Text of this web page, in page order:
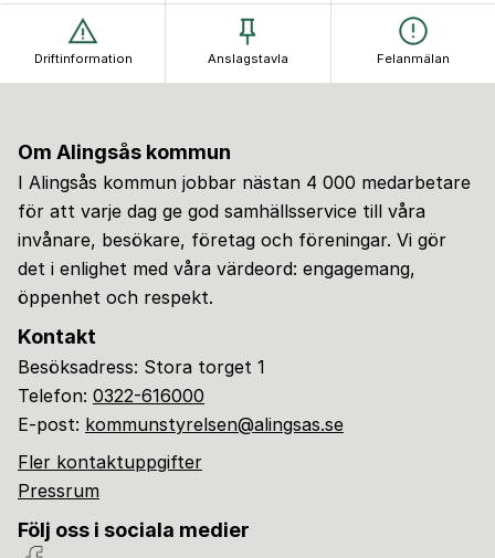
Driftinformation Anslagstavla Felanmälan
Om Alingsås kommun
I Alingsås kommun jobbar nästan 4 000 medarbetare
för att varje dag ge god samhällsservice till våra
invånare, besökare, företag och föreningar. Vi gör
det i enlighet med våra värdeord: engagemang,
öppenhet och respekt.
Kontakt
Besöksadress: Stora torget 1
Telefon: 0322-616000
E-post: kommunstyrelsen@alingsas.se
Fler kontaktuppgifter
Pressrum
Följ oss i sociala medier